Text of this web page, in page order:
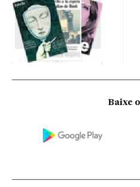
Baixe